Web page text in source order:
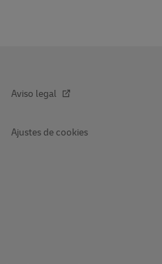
Aviso legal
Ajustes de cookies